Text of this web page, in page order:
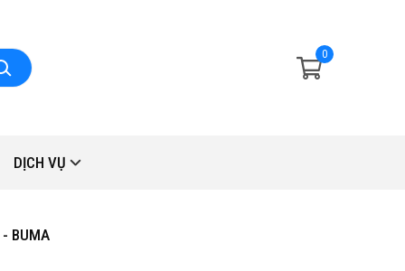
0
DỊCH VỤ
- BUMA